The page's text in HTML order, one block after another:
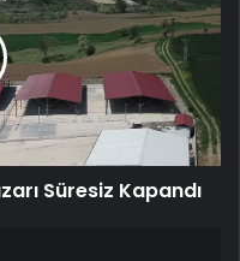
Süresiz Kapandı